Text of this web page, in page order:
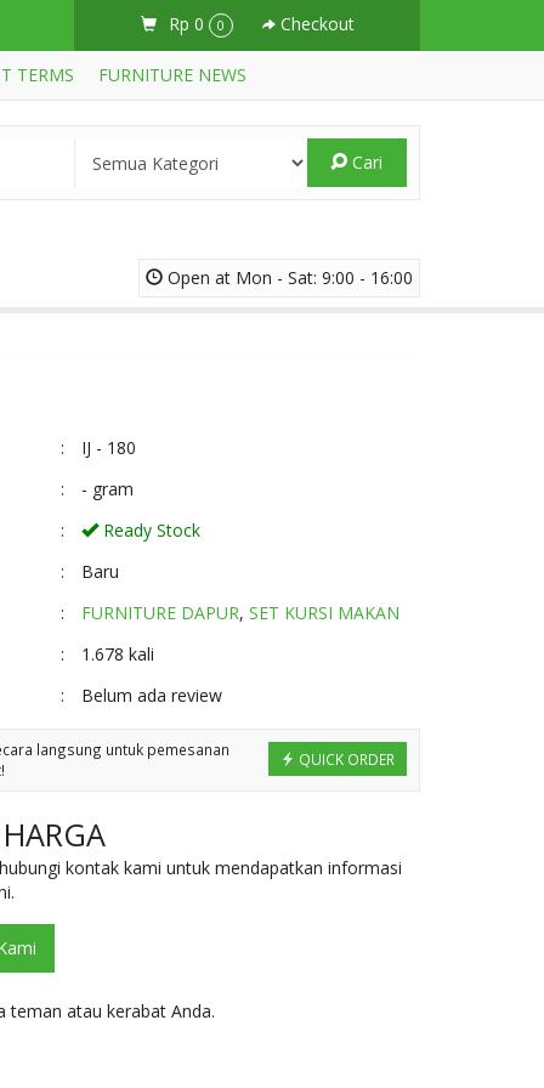
Rp 0 0 Checkout
TERMS FURNITURE NEWS
Cari
Open at Mon - Sat: 9:00 - 16:00
:
IJ - 180
:
- gram
:
Ready Stock
:
Baru
:
FURNITURE DAPUR, SET KURSI MAKAN
:
1.678 kali
:
Belum ada review
QUICK ORDER
langsung untuk pemesanan
kontak kami untuk mendapatkan informasi
teman atau kerabat Anda.